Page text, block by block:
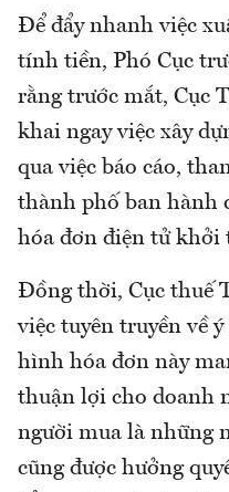
Để đẩy nhanh việc
tính tiền, Phó Cục
rằng trước mắt, Cục
khai ngay việc xây
qua việc báo cáo,
thành phố ban hành
hóa đơn điện tử khởi
Đồng thời, Cục thuế
việc tuyên truyền về
hình hóa đơn này
thuận lợi cho doanh
người mua là những
cũng được hưởng